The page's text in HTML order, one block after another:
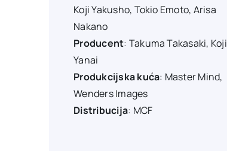
Koji Yakusho, Tokio Emoto, Arisa
Nakano
Producent: Takuma Takasaki, Koji
Yanai
Produkcijska kuća: Master Mind,
Wenders Images
Distribucija: MCF